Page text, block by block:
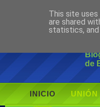
de
INICIO UNIÓN
This site
are shared
statistics,